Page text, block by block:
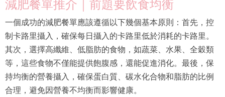
減肥餐單推介｜前題要飲食均衡
一個成功的減肥餐單應該遵循以下幾個基本原則：首先，控
制卡路里攝入，確保每日攝入的卡路里低於消耗的卡路里。
其次，選擇高纖維、低脂肪的食物，如蔬菜、水果、全穀類
等，這些食物不僅能提供飽腹感，還能促進消化。最後，保
持均衡的營養攝入，確保蛋白質、碳水化合物和脂肪的比例
合理，避免因營養不均衡而影響健康。